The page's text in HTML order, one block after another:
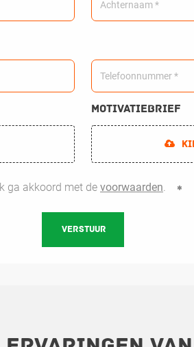
Motivatiebrief
Ik ga akkoord met de voorwaarden.
VERSTUUR